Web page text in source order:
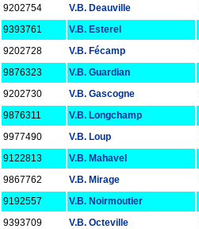
9202754 V.B. Deauville
9393761
V.B. Esterel
9202728
V.B. Fécamp
9876323
V.B. Guardian
9202730
V.B. Gascogne
9876311
V.B. Longchamp
9977490
V.B. Loup
9122813
V.B. Mahavel
9867762
V.B. Mirage
9192557
V.B. Noirmoutier
9393709
V.B. Octeville